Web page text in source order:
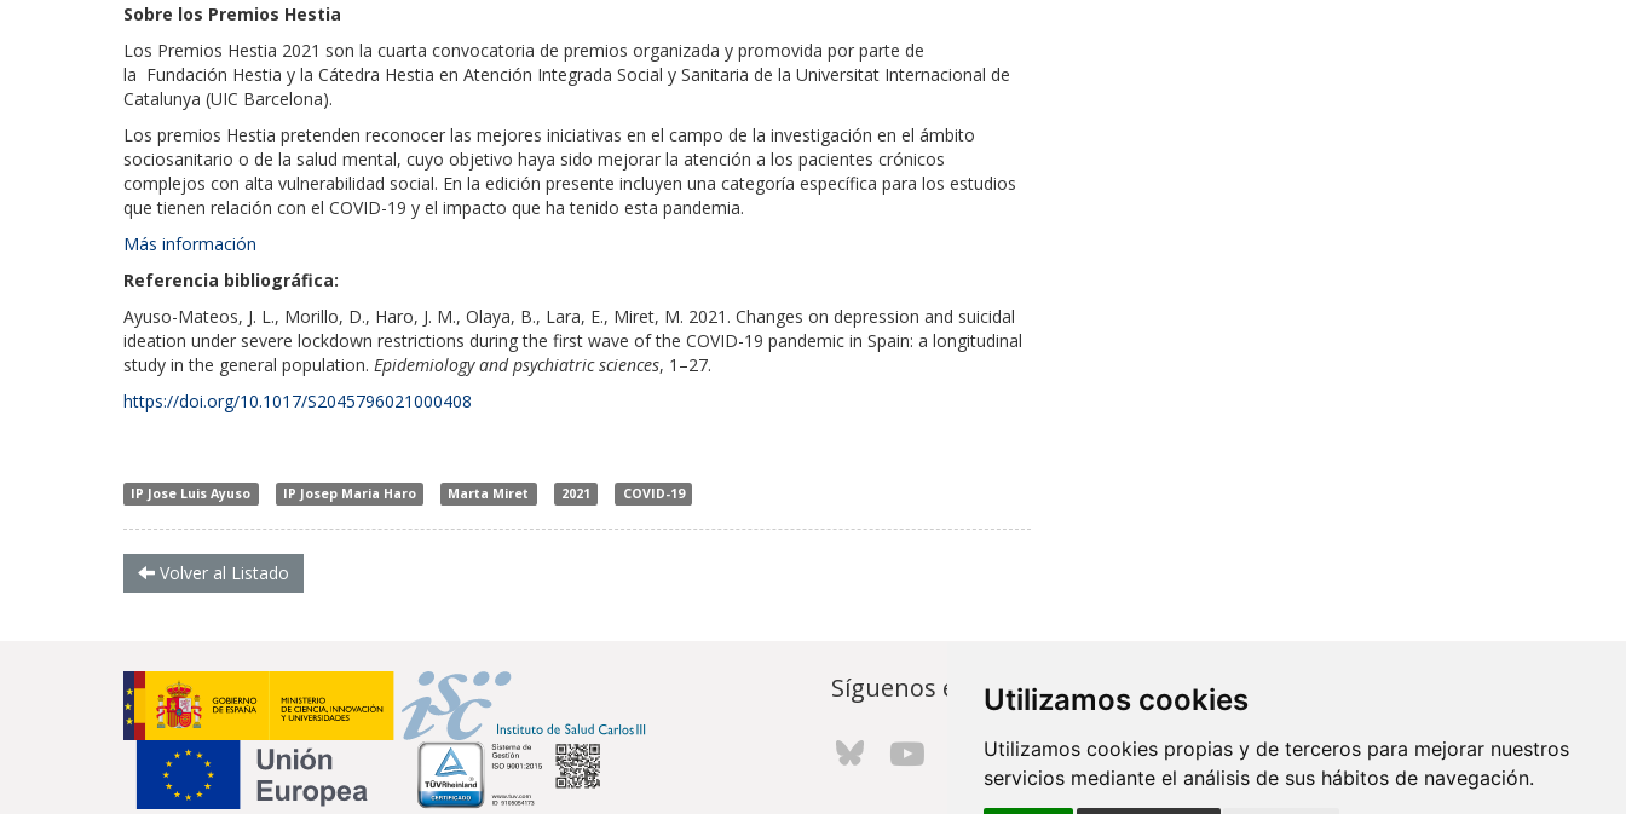
Utilizamos cookies
Utilizamos cookies propias y de terceros para mejorar nuestros
servicios mediante el análisis de sus hábitos de navegación.
Sobre los Premios Hestia
Los Premios Hestia 2021 son la cuarta convocatoria de premios organizada y promovida por parte de
la Fundación Hestia y la Cátedra Hestia en Atención Integrada Social y Sanitaria de la Universitat Internacional de
Catalunya (UIC Barcelona).
Los premios Hestia pretenden reconocer las mejores iniciativas en el campo de la investigación en el ámbito
sociosanitario o de la salud mental, cuyo objetivo haya sido mejorar la atención a los pacientes crónicos
complejos con alta vulnerabilidad social. En la edición presente incluyen una categoría específica para los estudios
que tienen relación con el COVID-19 y el impacto que ha tenido esta pandemia.
Más información
Referencia bibliográfica:
Ayuso-Mateos, J. L., Morillo, D., Haro, J. M., Olaya, B., Lara, E., Miret, M. 2021. Changes on depression and suicidal
ideation under severe lockdown restrictions during the first wave of the COVID-19 pandemic in Spain: a longitudinal
study in the general population. Epidemiology and psychiatric sciences, 1–27.
https://doi.org/10.1017/S2045796021000408
IP Jose Luis Ayuso IP Josep Maria Haro Marta Miret 2021 COVID-19
Volver al Listado
Síguenos en... Contacto
Av. Monforte de Lemos, 3-5. Pabellón
11. Planta 0 28029 Madrid
info@ciberisciii.es